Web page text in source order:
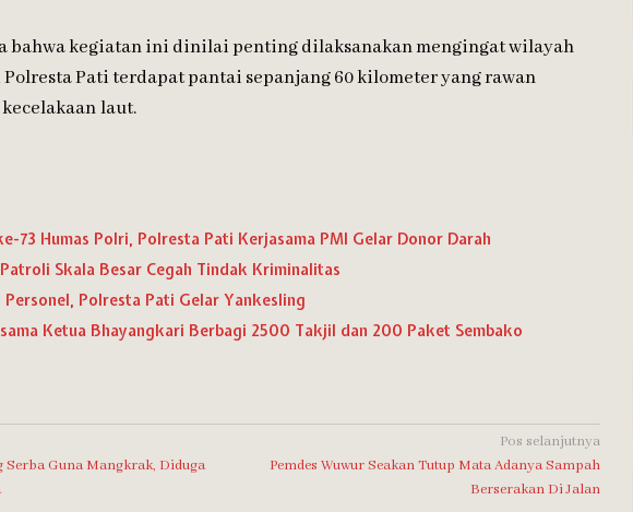
bahwa kegiatan ini dinilai penting dilaksanakan mengingat wilayah
Pati terdapat pantai sepanjang 60 kilometer yang rawan
laut.
73 Humas Polri, Polresta Pati Kerjasama PMI Gelar Donor Darah
Skala Besar Cegah Tindak Kriminalitas
Personel, Polresta Pati Gelar Yankesling
Ketua Bhayangkari Berbagi 2500 Takjil dan 200 Paket Sembako
Serba Guna Mangkrak, Diduga
Pos selanjutnya
Pemdes Wuwur Seakan Tutup Mata Adanya Sampah
Berserakan Di Jalan